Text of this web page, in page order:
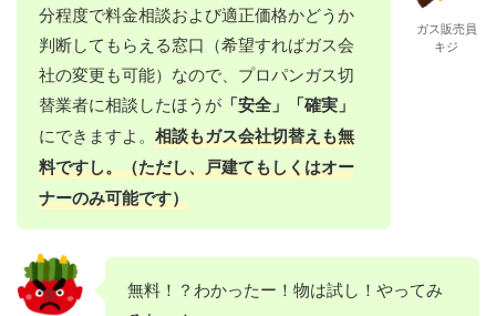
分程度で料金相談および適正価格かどうか
判断してもらえる窓口（希望すればガス会
社の変更も可能）なので、プロパンガス切
替業者に相談したほうが 「安全」「確実」
にできますよ。 相談もガス会社切替えも無
料ですし。（ただし、戸建てもしくはオー
ナーのみ可能です）
ガス販売員
キジ
無料！？わかったー！物は試し！やってみ